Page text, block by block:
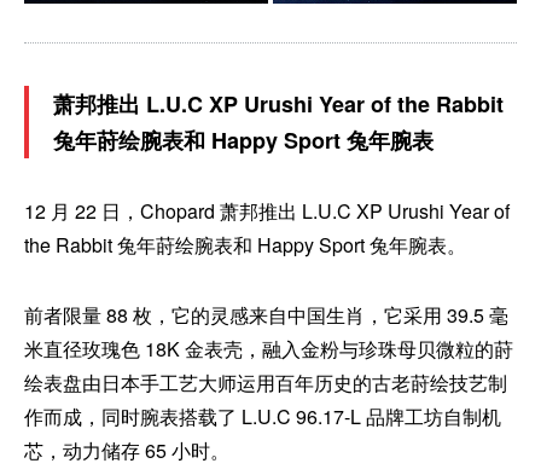
萧邦推出 L.U.C XP Urushi Year of the Rabbit
兔年莳绘腕表和 Happy Sport 兔年腕表
12 月 22 日，Chopard 萧邦推出 L.U.C XP Urushi Year of
the Rabbit 兔年莳绘腕表和 Happy Sport 兔年腕表。
前者限量 88 枚，它的灵感来自中国生肖，它采用 39.5 毫
米直径玫瑰色 18K 金表壳，融入金粉与珍珠母贝微粒的莳
绘表盘由日本手工艺大师运用百年历史的古老莳绘技艺制
作而成，同时腕表搭载了 L.U.C 96.17-L 品牌工坊自制机
芯，动力储存 65 小时。